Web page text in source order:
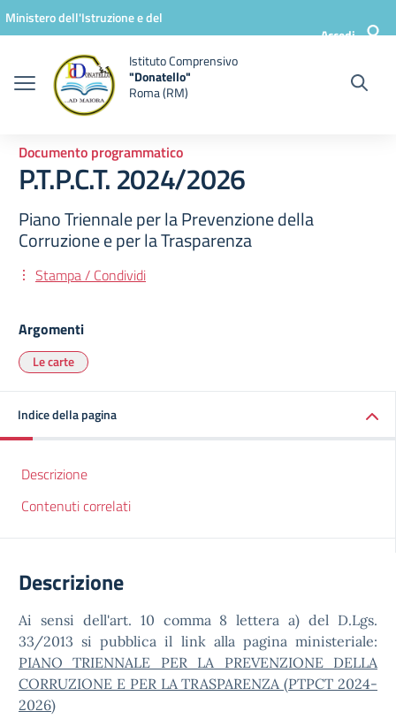
Vai ai contenuti
Vai al menu di navigazione
Vai al footer
Ministero dell'Istruzione e del
Accedi
Istituto Comprensivo
"Donatello"
Roma (RM)
Documento programmatico
P.T.P.C.T. 2024/2026
Piano Triennale per la Prevenzione della
Corruzione e per la Trasparenza
Stampa / Condividi
Argomenti
Le carte
Indice della pagina
Descrizione
Contenuti correlati
Descrizione
Ai sensi dell'art. 10 comma 8 lettera a) del D.Lgs.
33/2013 si pubblica il link alla pagina ministeriale:
PIANO TRIENNALE PER LA PREVENZIONE DELLA
CORRUZIONE E PER LA TRASPARENZA (PTPCT 2024-
2026)